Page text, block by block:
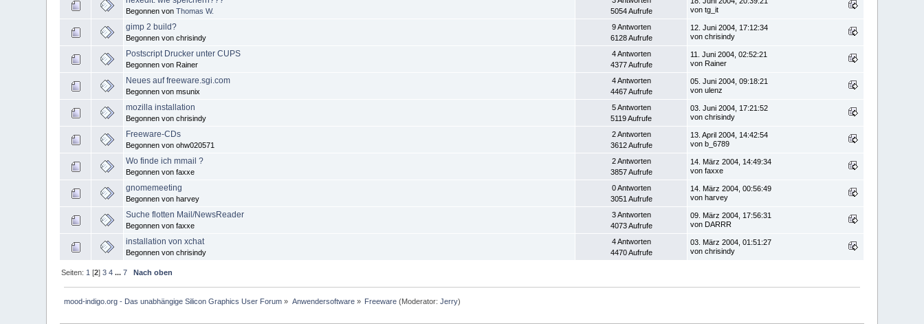
Begonnen vonThomas W.
5054 Aufrufe
von tg_it
gimp 2 build?
Begonnen von chrisindy
9 Antworten
6128 Aufrufe
12. Juni 2004, 17:12:34
von chrisindy
Postscript Drucker unter CUPS
Begonnen von Rainer
4 Antworten
4377 Aufrufe
11. Juni 2004, 02:52:21
von Rainer
Neues auf freeware.sgi.com
Begonnen von msunix
4 Antworten
4467 Aufrufe
05. Juni 2004, 09:18:21
von ulenz
mozilla installation
Begonnen von chrisindy
5 Antworten
5119 Aufrufe
03. Juni 2004, 17:21:52
von chrisindy
Freeware-CDs
Begonnen von ohw020571
2 Antworten
3612 Aufrufe
13. April 2004, 14:42:54
von b_6789
Wo finde ich mmail ?
Begonnen von faxxe
2 Antworten
3857 Aufrufe
14. März 2004, 14:49:34
von faxxe
gnomemeeting
Begonnen von harvey
0 Antworten
3051 Aufrufe
14. März 2004, 00:56:49
von harvey
Suche flotten Mail/NewsReader
Begonnen von faxxe
3 Antworten
4073 Aufrufe
09. März 2004, 17:56:31
von DARRR
installation von xchat
Begonnen von chrisindy
4 Antworten
4470 Aufrufe
03. März 2004, 01:51:27
von chrisindy
Seiten: 1 [2]3 4 ...7 Nach oben
mood-indigo.org - Das unabhängige Silicon Graphics User Forum » Anwendersoftware» Freeware (Moderator:Jerry)